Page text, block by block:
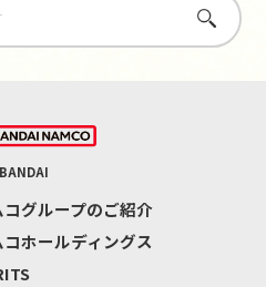
さがす
グループのご紹介
ホールディングス